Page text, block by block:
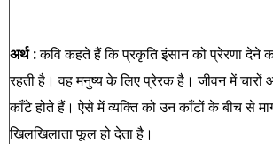
अर्थ :कवि कहते हैं कि प्रकृति इंसान को प्रेरणा देने
रहती है। वह मनुष्य के लिए प्रेरक है। जीवन में
काँटे होते हैं। ऐसे में व्यक्ति को उन काँटों के बीच से
खिलखिलाता फूल हो देता है।